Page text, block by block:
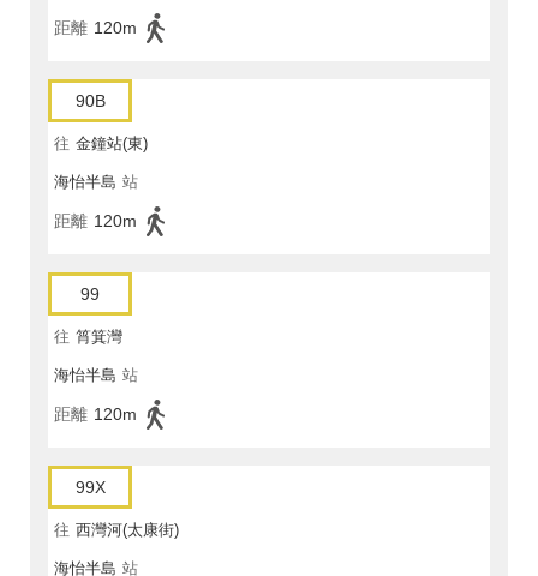
距離 120m
90B
往 金鐘站(東)
海怡半島 站
距離 120m
99
往 筲箕灣
海怡半島 站
距離 120m
99X
往 西灣河(太康街)
海怡半島 站